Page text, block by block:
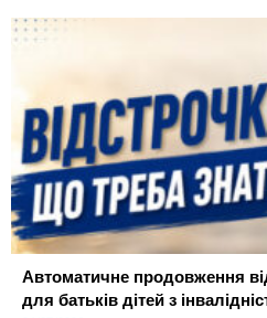
Автоматичне продовження
для батьків дітей з